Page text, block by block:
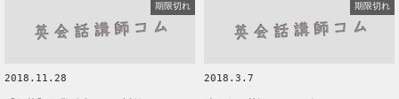
期限切れ
2018.11.28
期限切れ
2018.3.7